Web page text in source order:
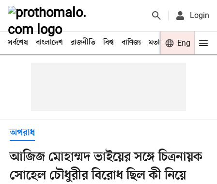
Login
সর্বশেষ বাংলাদেশ রাজনীতি বিশ্ব বাণিজ্য মতামত খেলা
Eng
অপরাধ
আজিজ মোহাম্মদ ভাইয়ের সঙ্গে চিত্রনায়ক
সোহেল চৌধুরীর বিরোধ ছিল কী নিয়ে